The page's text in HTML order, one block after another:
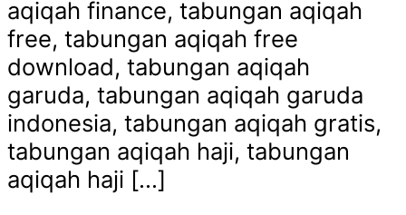
aqiqah finance, tabungan aqiqah
free, tabungan aqiqah free
download, tabungan aqiqah
garuda, tabungan aqiqah garuda
indonesia, tabungan aqiqah gratis,
tabungan aqiqah haji, tabungan
aqiqah haji […]